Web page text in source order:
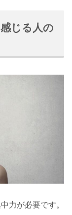
じる人の
力が必要です。